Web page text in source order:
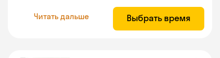
Читать дальше Выбрать время